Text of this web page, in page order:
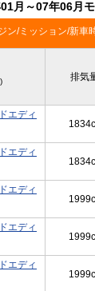
月～07年06月
ン/ミッション/新車
排気
エディ
エディ
エディ
エディ
エディ